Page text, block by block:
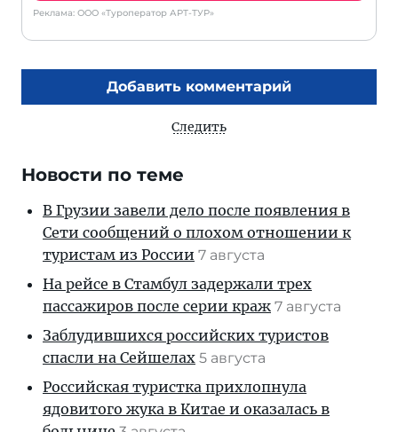
Реклама: ООО «Туроператор АРТ-ТУР»
Добавить комментарий
Следить
Новости по теме
В Грузии завели дело после появления в
Сети сообщений о плохом отношении к
туристам из России 7 августа
На рейсе в Стамбул задержали трех
пассажиров после серии краж 7 августа
Заблудившихся российских туристов
спасли на Сейшелах 5 августа
Российская туристка прихлопнула
ядовитого жука в Китае и оказалась в